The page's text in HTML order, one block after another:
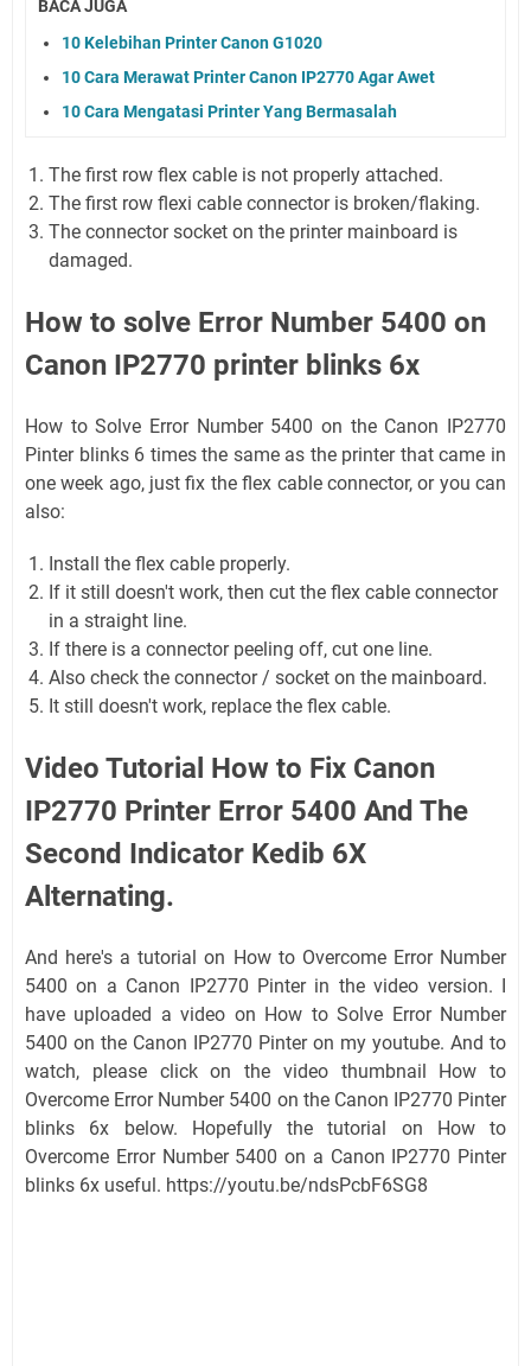
BACA JUGA
10 Kelebihan Printer Canon G1020
10 Cara Merawat Printer Canon IP2770 Agar Awet
10 Cara Mengatasi Printer Yang Bermasalah
The first row flex cable is not properly attached.
The first row flexi cable connector is broken/flaking.
The connector socket on the printer mainboard is
damaged.
How to solve Error Number 5400 on
Canon IP2770 printer blinks 6x
How to Solve Error Number 5400 on the Canon IP2770
Pinter blinks 6 times the same as the printer that came in
one week ago, just fix the flex cable connector, or you can
also:
Install the flex cable properly.
If it still doesn't work, then cut the flex cable connector
in a straight line.
If there is a connector peeling off, cut one line.
Also check the connector / socket on the mainboard.
It still doesn't work, replace the flex cable.
Video Tutorial How to Fix Canon
IP2770 Printer Error 5400 And The
Second Indicator Kedib 6X
Alternating.
And here's a tutorial on How to Overcome Error Number
5400 on a Canon IP2770 Pinter in the video version. I
have uploaded a video on How to Solve Error Number
5400 on the Canon IP2770 Pinter on my youtube. And to
watch, please click on the video thumbnail How to
Overcome Error Number 5400 on the Canon IP2770 Pinter
blinks 6x below. Hopefully the tutorial on How to
Overcome Error Number 5400 on a Canon IP2770 Pinter
blinks 6x useful. https://youtu.be/ndsPcbF6SG8